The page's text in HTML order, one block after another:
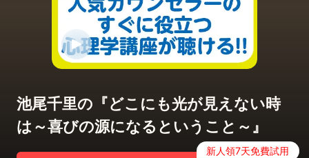
池尾千里の『どこにも光が見えない時
は～喜びの源になるということ～』
新人領7天免費試用